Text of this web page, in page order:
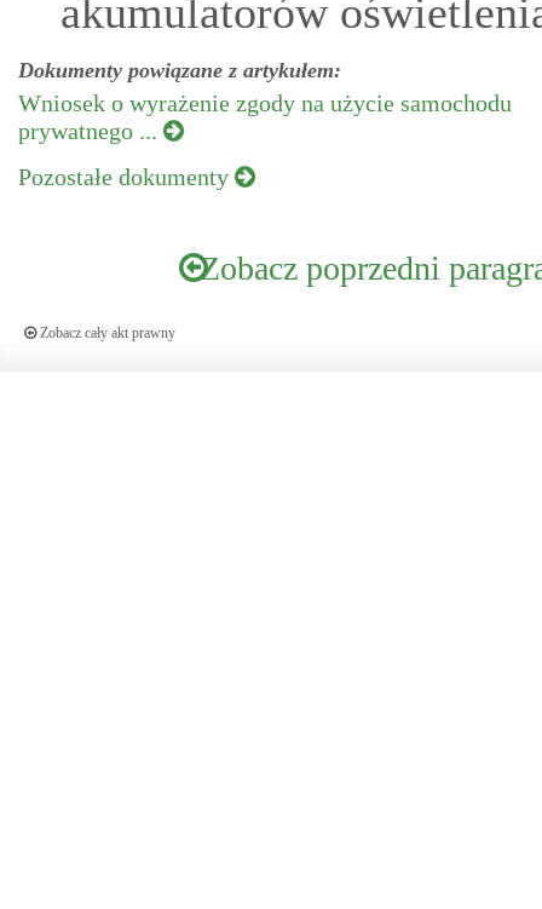
akumulatorów
Dokumenty powiązane z artykułem:
Wniosek o wyrażenie zgody na użycie samochodu
prywatnego ...
Pozostałe dokumenty
Zobacz poprzedni
Zobacz cały akt prawny